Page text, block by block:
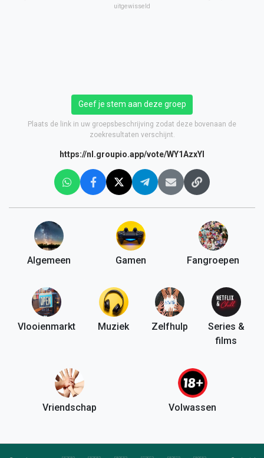
uitgewisseld
Geef je stem aan deze groep
Plaats de link in uw groepsbeschrijving zodat deze bovenaan de
zoekresultaten verschijnt.
https://nl.groupio.app/vote/WY1AzxYl
Algemeen Gamen Fangroepen
Vlooienmarkt Muziek Zelfhulp
Series &
films
Vriendschap Volwassen